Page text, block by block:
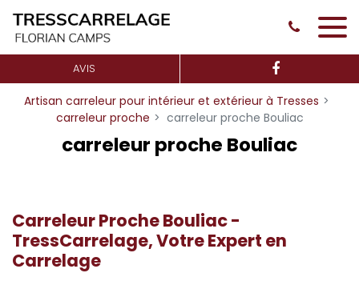
AVIS
Artisan carreleur pour intérieur et extérieur à Tresses
carreleur proche
carreleur proche Bouliac
carreleur proche Bouliac
Carreleur Proche Bouliac -
TressCarrelage, Votre Expert en
Carrelage